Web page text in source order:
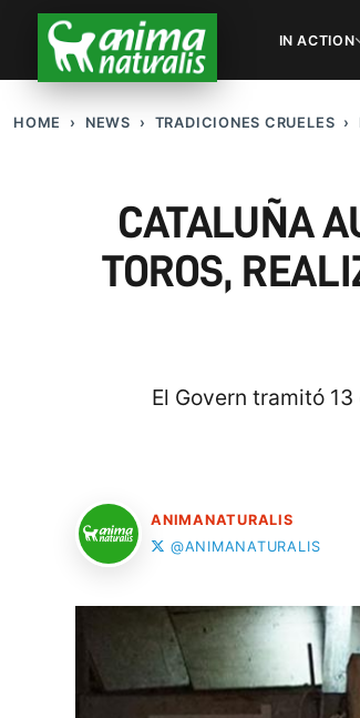
IN ACTION
HOME NEWS TRADICIONES CRUELES
CATALUÑA
TOROS,
El Govern tramitó
ANIMANATURALIS
@ANIMANATURALIS